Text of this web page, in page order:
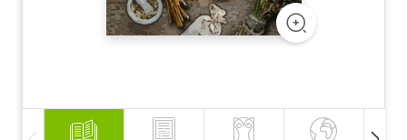
Társadalomtudomány